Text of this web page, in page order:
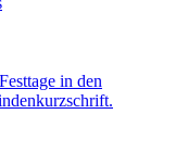
in den